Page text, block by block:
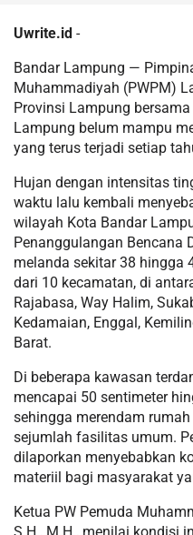
Uwrite.id -
Bandar Lampung —
Muhammadiyah (PWPM)
Provinsi Lampung
Lampung belum mampu
yang terus terjadi setiap
Hujan dengan intensitas
waktu lalu kembali
wilayah Kota Bandar
Penanggulangan Bencana
melanda sekitar 38 hingga
dari 10 kecamatan, di
Rajabasa, Way Halim,
Kedamaian, Enggal,
Barat.
Di beberapa kawasan
mencapai 50 sentimeter
sehingga merendam
sejumlah fasilitas umum.
dilaporkan menyebabkan
materiil bagi masyarakat
Ketua PW Pemuda
S.H., M.H., menilai kondisi